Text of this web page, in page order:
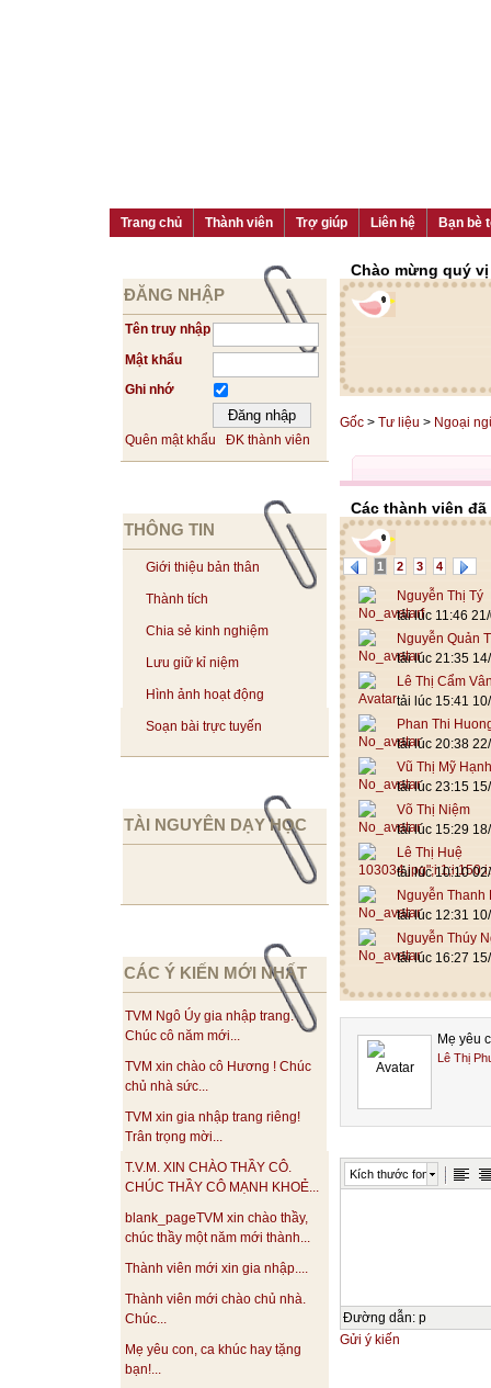
Trang chủ Thành viên Trợ giúp Liên hệ Bạn bè
ĐĂNG NHẬP
Tên truy nhập
Mật khẩu
Ghi nhớ
Quên mật khẩu ĐK thành viên
THÔNG TIN
Giới thiệu bản thân
Thành tích
Chia sẻ kinh nghiệm
Lưu giữ kỉ niệm
Hình ảnh hoạt động
Soạn bài trực tuyến
TÀI NGUYÊN DẠY HỌC
CÁC Ý KIẾN MỚI NHẤT
TVM Ngô Úy gia nhập trang.
Chúc cô năm mới...
TVM xin chào cô Hương ! Chúc
chủ nhà sức...
TVM xin gia nhập trang riêng!
Trân trọng mời...
T.V.M. XIN CHÀO THẦY CÔ.
CHÚC THẦY CÔ MẠNH KHOẺ...
blank_pageTVM xin chào thầy,
chúc thầy một năm mới thành...
Thành viên mới xin gia nhập....
Thành viên mới chào chủ nhà.
Chúc...
Mẹ yêu con, ca khúc hay tặng
bạn!...
Chào mừng quý
Gốc > Tư liệu > Ngoại
Các thành viên đã
1 2 3 4
Nguyễn Thị Tý
tải lúc 11:46
Nguyễn Quản
tải lúc 21:35
Lê Thị Cẩm
tải lúc 15:41
Phan Thi
tải lúc 20:38
Vũ Thị Mỹ Hạnh
tải lúc 23:15
Võ Thị Niệm
tải lúc 15:29
Lê Thị Huệ
tải lúc 10:10
Nguyễn Thanh
tải lúc 12:31
Nguyễn Thúy
tải lúc 16:27
Mẹ yêu
Lê Thị
Kích thước font
Đường dẫn: p
Gửi ý kiến